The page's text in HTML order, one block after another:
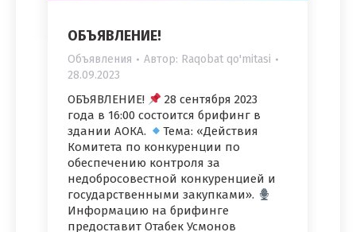
ОБЪЯВЛЕНИЕ!
Объявления Автор: Raqobat qo'mitasi
28.09.2023
ОБЪЯВЛЕНИЕ!
28 сентября 2023
года в 16:00 состоится брифинг в
здании АОКА.
Тема: «Действия
Комитета по конкуренции по
обеспечению контроля за
недобросовестной конкуренцией и
государственными закупками».
Информацию на брифинге
предоставит Отабек Усмонов